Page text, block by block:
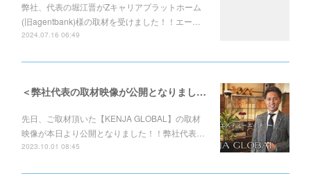
弊社、代表の堀江晋がZキャリアプラットホーム
(旧agentbank)様の取材を受けました！！エー…
2024.07.16 06:49
＜弊社代表の取材映像が公開となりました！！＞
先日、ご取材頂いた【KENJA GLOBAL】の取材
映像が本日より公開となりました！！弊社代表…
2023.10.01 08:45